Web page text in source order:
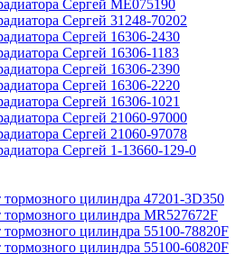
Сергей ME075190
Сергей 31248-70202
Сергей 16306-2430
Сергей 16306-1183
Сергей 16306-2390
Сергей 16306-2220
Сергей 16306-1021
Сергей 21060-97000
Сергей 21060-97078
Сергей 1-13660-129-0
цилиндра 47201-3D350
тормозного цилиндра MR527672F
цилиндра 55100-78820F
цилиндра 55100-60820F